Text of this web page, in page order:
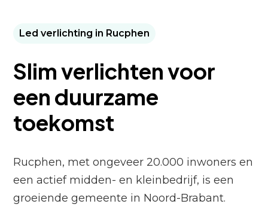
Led verlichting in Rucphen
Slim verlichten voor
een duurzame
toekomst
Rucphen, met ongeveer 20.000 inwoners en
een actief midden- en kleinbedrijf, is een
groeiende gemeente in Noord-Brabant.